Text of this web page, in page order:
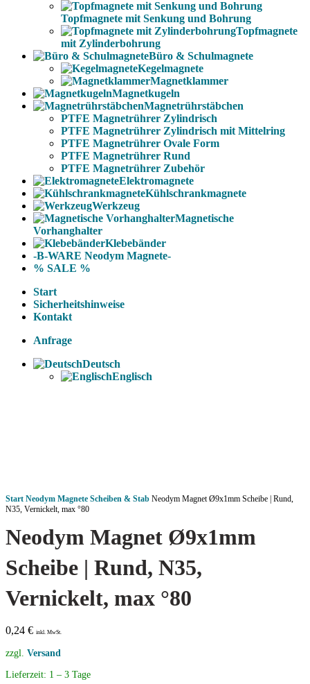
Topfmagnete mit Senkung und Bohrung
Topfmagnete
mit Zylinderbohrung
Büro & Schulmagnete
Kegelmagnete
Magnetklammer
Magnetkugeln
Magnetrührstäbchen
PTFE Magnetrührer Zylindrisch
PTFE Magnetrührer Zylindrisch mit Mittelring
PTFE Magnetrührer Ovale Form
PTFE Magnetrührer Rund
PTFE Magnetrührer Zubehör
Elektromagnete
Kühlschrankmagnete
Werkzeug
Magnetische
Vorhanghalter
Klebebänder
-B-WARE Neodym Magnete-
% SALE %
Start
Sicherheitshinweise
Kontakt
Anfrage
Deutsch
Englisch
Start Neodym Magnete Scheiben & Stab Neodym Magnet Ø9x1mm Scheibe | Rund,
N35, Vernickelt, max °80
Neodym Magnet Ø9x1mm
Scheibe | Rund, N35,
Vernickelt, max °80
0,24 € inkl. MwSt.
zzgl. Versand
Lieferzeit: 1 – 3 Tage